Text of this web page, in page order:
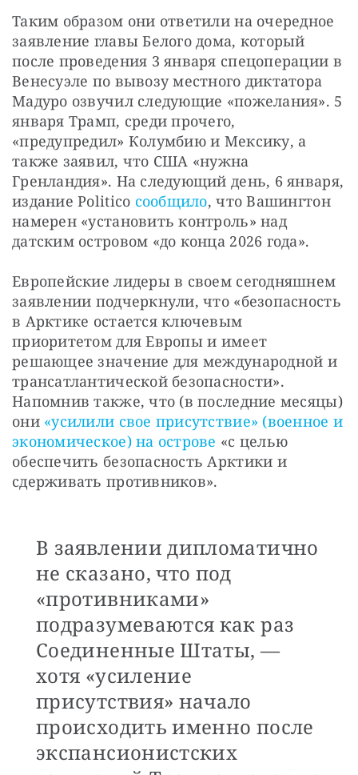
Таким образом они ответили на очередное
заявление главы Белого дома, который
после проведения 3 января спецоперации в
Венесуэле по вывозу местного диктатора
Мадуро озвучил следующие «пожелания». 5
января Трамп, среди прочего,
«предупредил» Колумбию и Мексику, а
также заявил, что США «нужна
Гренландия». На следующий день, 6 января,
издание Politico сообщило, что Вашингтон
намерен «установить контроль» над
датским островом «до конца 2026 года».
Европейские лидеры в своем сегодняшнем
заявлении подчеркнули, что «безопасность
в Арктике остается ключевым
приоритетом для Европы и имеет
решающее значение для международной и
трансатлантической безопасности».
Напомнив также, что (в последние месяцы)
они «усилили свое присутствие» (военное и
экономическое) на острове «с целью
обеспечить безопасность Арктики и
сдерживать противников».
В заявлении дипломатично
не сказано, что под
«противниками»
подразумеваются как раз
Соединенные Штаты, —
хотя «усиление
присутствия» начало
происходить именно после
экспансионистских